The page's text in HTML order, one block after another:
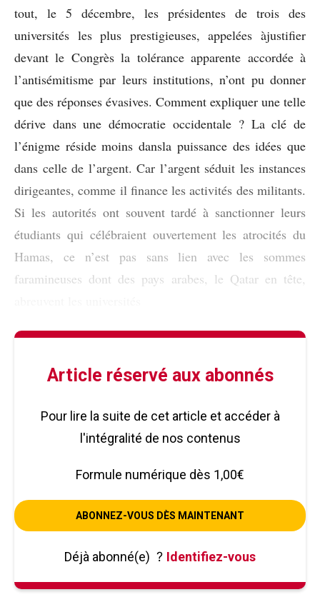
tout, le 5 décembre, les présidentes de trois des
universités les plus prestigieuses, appelées àjustifier
devant le Congrès la tolérance apparente accordée à
l’antisémitisme par leurs institutions, n’ont pu donner
que des réponses évasives. Comment expliquer une telle
dérive dans une démocratie occidentale ? La clé de
l’énigme réside moins dansla puissance des idées que
dans celle de l’argent. Car l’argent séduit les instances
dirigeantes, comme il finance les activités des militants.
Si les autorités ont souvent tardé à sanctionner leurs
étudiants qui célébraient ouvertement les atrocités du
Hamas, ce n’est pas sans lien avec les sommes
faramineuses dont des pays arabes, le Qatar en tête,
Article réservé aux abonnés
Pour lire la suite de cet article et accéder à
l'intégralité de nos contenus
Formule numérique dès 1,00€
ABONNEZ-VOUS DÈS MAINTENANT
Déjà abonné(e) ? Identifiez-vous